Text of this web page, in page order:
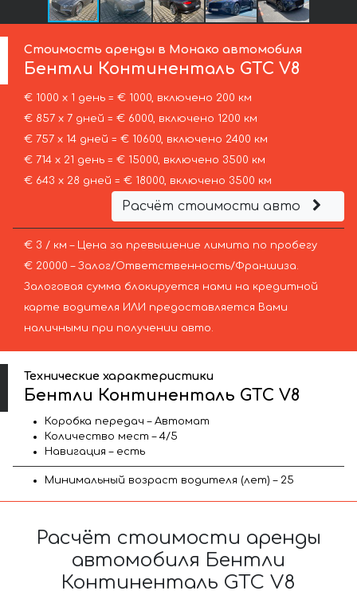
Стоимость аренды в Монако автомобиля
Бентли Континенталь GTC V8
€ 1000 х 1 день = € 1000, включено 200 км
€ 857 х 7 дней = € 6000, включено 1200 км
€ 757 х 14 дней = € 10600, включено 2400 км
€ 714 х 21 день = € 15000, включено 3500 км
€ 643 х 28 дней = € 18000, включено 3500 км
Расчёт стоимости авто
€ 3 / км – Цена за превышение лимита по пробегу
€ 20000 – Залог/Ответственность/Франшиза.
Залоговая сумма блокируется нами на кредитной
карте водителя ИЛИ предоставляется Вами
наличными при получении авто.
Технические характеристики
Бентли Континенталь GTC V8
Коробка передач – Автомат
Количество мест – 4/5
Навигация – есть
Минимальный возраст водителя (лет) – 25
Расчёт стоимости аренды
автомобиля Бентли
Континенталь GTC V8